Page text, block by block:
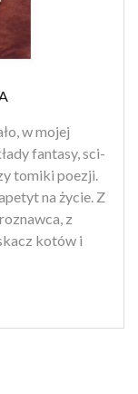
w mojej
fantasy, sci-
tomiki poezji.
na życie. Z
z
kotów i